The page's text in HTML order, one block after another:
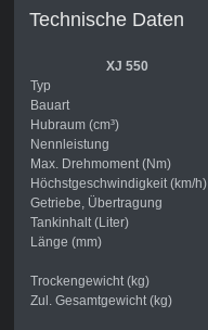
Technische Daten
XJ 550
Typ
Bauart
Hubraum (cm³)
Nennleistung
Max. Drehmoment (Nm)
Höchstgeschwindigkeit (km/h)
Getriebe, Übertragung
Tankinhalt (Liter)
Länge (mm)
Trockengewicht (kg)
Zul. Gesamtgewicht (kg)